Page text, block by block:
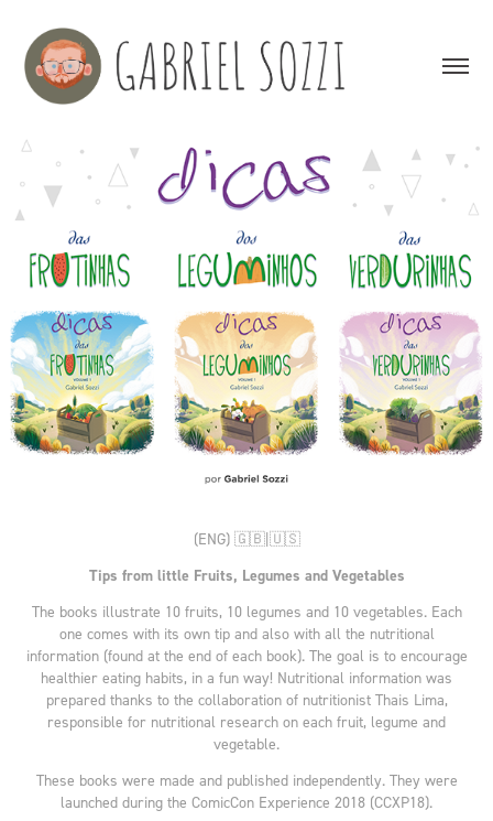
(ENG) 🇬🇧|🇺🇸
Tips from little Fruits, Legumes and Vegetables
The books illustrate 10 fruits, 10 legumes and 10 vegetables. Each
one comes with its own tip and also with all the nutritional
information (found at the end of each book). The goal is to encourage
healthier eating habits, in a fun way! Nutritional information was
prepared thanks to the collaboration of nutritionist Thais Lima,
responsible for nutritional research on each fruit, legume and
vegetable.
These books were made and published independently. They were
launched during the ComicCon Experience 2018 (CCXP18).